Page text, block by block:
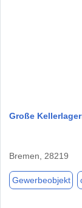
Große
Bremen, 28219
Gewerbeobjekt